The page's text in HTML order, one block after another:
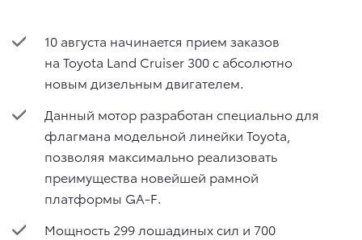
10 августа начинается прием заказов
на Toyota Land Cruiser 300 с абсолютно
новым дизельным двигателем.
Данный мотор разработан специально для
флагмана модельной линейки Toyota,
позволяя максимально реализовать
преимущества новейшей рамной
платформы GA-F.
Мощность 299 лошадиных сил и 700